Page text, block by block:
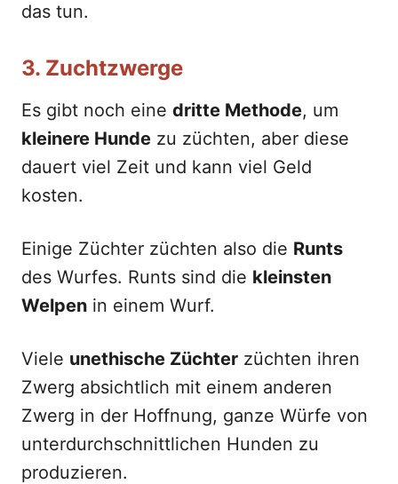
das tun.
3. Zuchtzwerge
Es gibt noch eine dritte Methode, um
kleinere Hunde zu züchten, aber diese
dauert viel Zeit und kann viel Geld
kosten.
Einige Züchter züchten also die Runts
des Wurfes. Runts sind die kleinsten
Welpen in einem Wurf.
Viele unethische Züchter züchten ihren
Zwerg absichtlich mit einem anderen
Zwerg in der Hoffnung, ganze Würfe von
unterdurchschnittlichen Hunden zu
produzieren.